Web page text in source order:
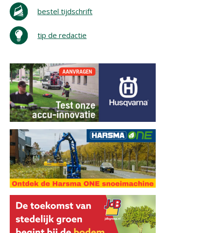
bestel tijdschrift
tip de redactie